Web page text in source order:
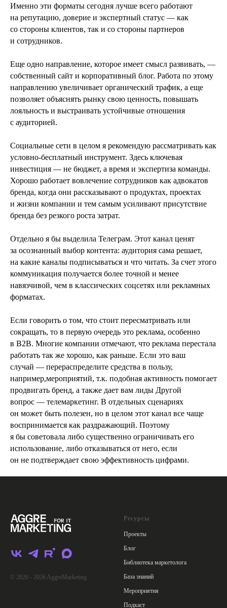
Именно эти форматы сегодня лучше всего работают
на репутацию, доверие и экспертный статус — как
со стороны клиентов, так и со стороны партнеров
и сотрудников.
Еще одно направление, которое имеет смысл развивать, —
собственный сайт и корпоративный блог. Работа по этому
направлению увеличивает органический трафик, а еще
позволяет объяснять рынку свою ценность, повышать
лояльность и выстраивать устойчивые отношения
с аудиторией.
Социальные сети в целом я рекомендую рассматривать как
условно‑бесплатный инструмент. Здесь ключевая
инвестиция — не бюджет, а время и экспертиза команды.
Хорошо работает вовлечение сотрудников как адвокатов
бренда, когда они рассказывают о продуктах, проектах
и жизни компании и тем самым усиливают присутствие
бренда без резкого роста затрат.
Отдельно я бы выделила Телеграм. Этот канал ценят
за осознанный выбор контента: аудитория сама решает,
на какие каналы подписываться и что читать. За счет этого
коммуникация получается более точной и менее
навязчивой, чем в классических соцсетях или рекламных
форматах.
Если говорить о том, что стоит пересматривать или
сокращать, то в первую очередь это реклама, особенно
в B2B. Многие компании отмечают, что реклама перестала
работать так же хорошо, как раньше. Если это ваш
случай — перераспределите средства в пользу,
например,мероприятий, т.к. подобная активность помогает
продвигать бренд, а также дает вам лиды Другой
вопрос — телемаркетинг. В отдельных сценариях
он может быть полезен, но в целом этот канал все чаще
воспринимается как раздражающий. Поэтому
я бы советовала либо существенно ограничивать его
использование, либо отказываться от него, если
он не подтверждает свою эффективность цифрами.
© 2020 - 2026 AggreMarketing
Ресурсы
Проекты
Блог
Библиотека маркетолога
База знаний
Мероприятия
Подкаст